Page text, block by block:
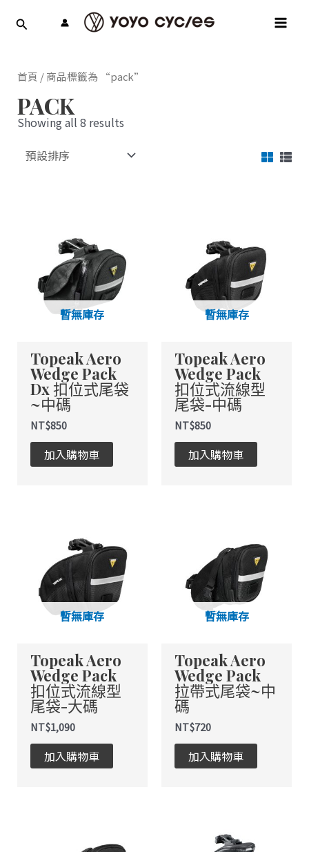
首頁 / 商品標籤為 “pack”
PACK
Showing all 8 results
暫無庫存
Topeak Aero
Wedge Pack
Dx 扣位式尾袋
~中碼
NT$850
加入購物車
暫無庫存
Topeak Aero
Wedge Pack
扣位式流線型
尾袋-中碼
NT$850
加入購物車
暫無庫存
Topeak Aero
Wedge Pack
扣位式流線型
尾袋-大碼
NT$1,090
加入購物車
暫無庫存
Topeak Aero
Wedge Pack
拉帶式尾袋~中
碼
NT$720
加入購物車